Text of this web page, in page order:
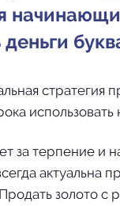
деньги
стратегия
использовать
за терпение и
актуальна
золото